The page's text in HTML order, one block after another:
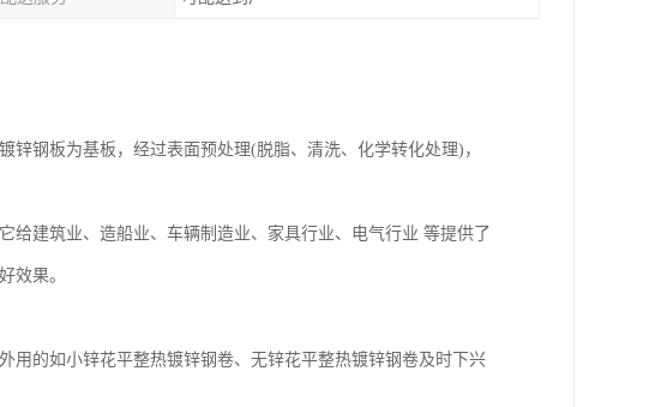
钢板为基板，经过表面预处理(脱脂、清洗、化学转化处理)，
给建筑业、造船业、车辆制造业、家具行业、电气行业 等提供了
效果。
用的如小锌花平整热镀锌钢卷、无锌花平整热镀锌钢卷及时下兴